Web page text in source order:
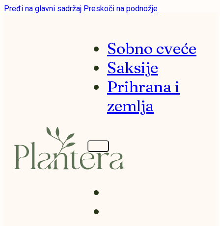
Pređi na glavni sadržaj Preskoči na podnožje
Sobno cveće
Saksije
Prihrana i
zemlja